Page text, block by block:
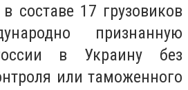
составе 17 грузовиков
признанную
в Украину без
или таможенного